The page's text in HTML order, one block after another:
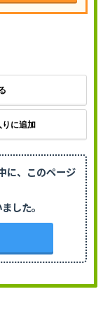
りに追加
、 このページ
した。